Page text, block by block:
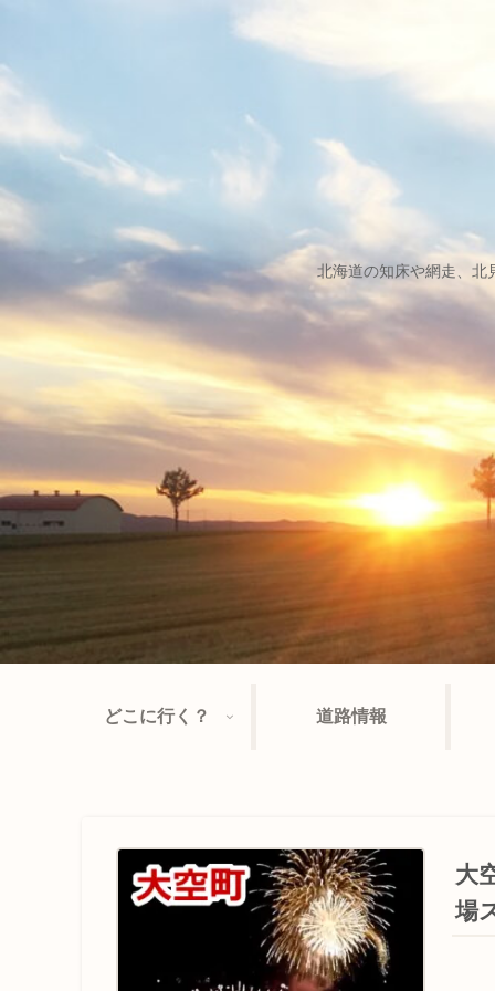
北海道の知床や網走、北
どこに行く？ 道路情報
大
場